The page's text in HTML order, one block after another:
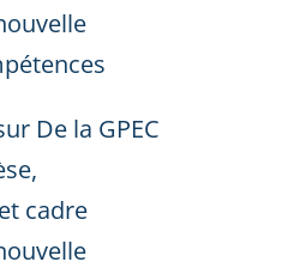
De la GPEC
cadre